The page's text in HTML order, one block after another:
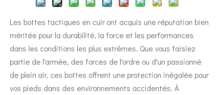
Les bottes tactiques en cuir ont acquis une réputation bien
méritée pour la durabilité, la force et les performances
dans les conditions les plus extrêmes. Que vous faisiez
partie de l'armée, des forces de l'ordre ou d'un passionné
de plein air, ces bottes offrent une protection inégalée pour
vos pieds dans des environnements accidentés. À